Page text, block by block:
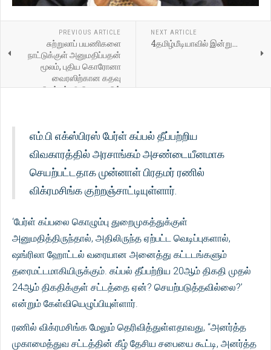
PREVIOUS ARTICLE
சுற்றுலாப் பயணிகளை
நாட்டுக்குள் அனுமதிப்பதன்
மூலம், புதிய கொரோனா
வைரஸிற்கான கதவு
திறக்கப்படுகிறது: சஜித்
NEXT ARTICLE
4தமிழ்மீடியாவில் இன்று...
எம்.பி எக்ஸ்பிரஸ் பேர்ள் கப்பல் தீப்பற்றிய
விவகாரத்தில் அரசாங்கம் அசண்டையீனமாக
செயற்பட்டதாக முன்னாள் பிரதமர் ரணில்
விக்ரமசிங்க குற்றஞ்சாட்டியுள்ளார்.
‘பேர்ள் கப்பலை கொழும்பு துறைமுகத்துக்குள்
அனுமதித்திருந்தால், அதிலிருந்த ஏற்பட்ட வெடிப்புகளால்,
ஷங்ரிலா ஹோட்டல் வரையான அனைத்து கட்டடங்களும்
தரைமட்டமாகியிருக்கும். கப்பல் தீப்பற்றிய 20ஆம் திகதி முதல்
24ஆம் திகதிக்குள் சட்டத்தை ஏன்? செயற்படுத்தவில்லை?’
என்றும் கேள்வியெழுப்பியுள்ளார்.
ரணில் விக்ரமசிங்க மேலும் தெரிவித்துள்ளதாவது, “அனர்த்த
முகாமைத்துவ சட்டத்தின் கீழ் தேசிய சபையை கூட்டி, அனர்த்த